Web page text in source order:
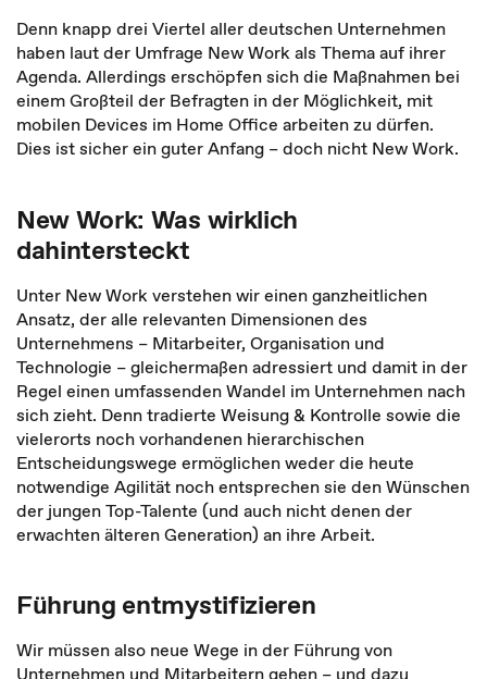
Denn knapp drei Viertel aller deutschen Unternehmen
haben laut der Umfrage New Work als Thema auf ihrer
Agenda. Allerdings erschöpfen sich die Maßnahmen bei
einem Großteil der Befragten in der Möglichkeit, mit
mobilen Devices im Home Office arbeiten zu dürfen.
Dies ist sicher ein guter Anfang – doch nicht New Work.
New Work: Was wirklich
dahintersteckt
Unter New Work verstehen wir einen ganzheitlichen
Ansatz, der alle relevanten Dimensionen des
Unternehmens – Mitarbeiter, Organisation und
Technologie – gleichermaßen adressiert und damit in der
Regel einen umfassenden Wandel im Unternehmen nach
sich zieht. Denn tradierte Weisung & Kontrolle sowie die
vielerorts noch vorhandenen hierarchischen
Entscheidungswege ermöglichen weder die heute
notwendige Agilität noch entsprechen sie den Wünschen
der jungen Top-Talente (und auch nicht denen der
erwachten älteren Generation) an ihre Arbeit.
Führung entmystifizieren
Wir müssen also neue Wege in der Führung von
Unternehmen und Mitarbeitern gehen – und dazu